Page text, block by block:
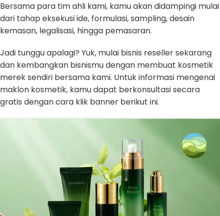
Bersama para tim ahli kami, kamu akan didampingi mulai
dari tahap eksekusi ide, formulasi, sampling, desain
kemasan, legalisasi, hingga pemasaran.
Jadi tunggu apalagi? Yuk, mulai bisnis reseller sekarang
dan kembangkan bisnismu dengan membuat kosmetik
merek sendiri bersama kami. Untuk informasi mengenai
maklon kosmetik, kamu dapat berkonsultasi secara
gratis dengan cara klik banner berikut ini.